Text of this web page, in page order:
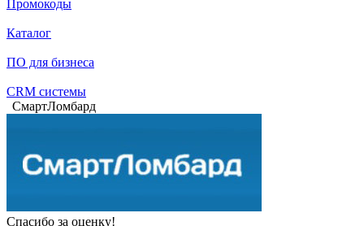
Промокоды
Каталог
ПО для бизнеса
CRM системы
СмартЛомбард
Спасибо за оценку!